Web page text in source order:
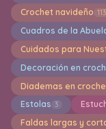
Crochet navideño 113
Cuadros de la
Cuidados para
Decoración en
Diademas en
Estolas 3
Faldas largas y